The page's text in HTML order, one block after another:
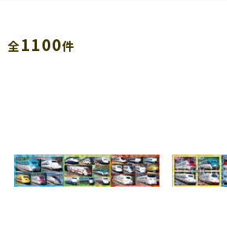
全1100件